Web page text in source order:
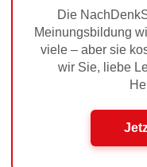
Die
Meinungsbildung
viele – aber sie
wir Sie, liebe